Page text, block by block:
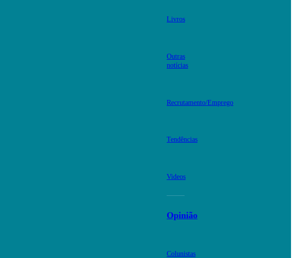
Livros
Outras
notícias
Recrutamento/Emprego
Tendências
Videos
Opinião
Colunistas